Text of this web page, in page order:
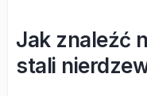
Jak znaleźć
stali